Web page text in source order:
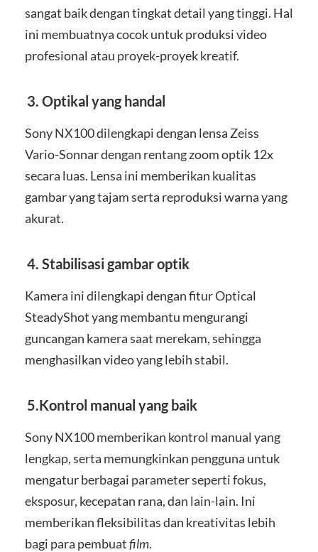
sangat baik dengan tingkat detail yang tinggi. Hal
ini membuatnya cocok untuk produksi video
profesional atau proyek-proyek kreatif.
3. Optikal yang handal
Sony NX100 dilengkapi dengan lensa Zeiss
Vario-Sonnar dengan rentang zoom optik 12x
secara luas. Lensa ini memberikan kualitas
gambar yang tajam serta reproduksi warna yang
akurat.
4. Stabilisasi gambar optik
Kamera ini dilengkapi dengan fitur Optical
SteadyShot yang membantu mengurangi
guncangan kamera saat merekam, sehingga
menghasilkan video yang lebih stabil.
5.Kontrol manual yang baik
Sony NX100 memberikan kontrol manual yang
lengkap, serta memungkinkan pengguna untuk
mengatur berbagai parameter seperti fokus,
eksposur, kecepatan rana, dan lain-lain. Ini
memberikan fleksibilitas dan kreativitas lebih
bagi para pembuatfilm.